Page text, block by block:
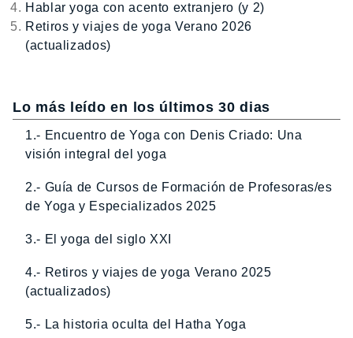
Hablar yoga con acento extranjero (y 2)
Retiros y viajes de yoga Verano 2026
(actualizados)
Lo más leído en los últimos 30 dias
1.- Encuentro de Yoga con Denis Criado: Una
visión integral del yoga
2.- Guía de Cursos de Formación de Profesoras/es
de Yoga y Especializados 2025
3.- El yoga del siglo XXI
4.- Retiros y viajes de yoga Verano 2025
(actualizados)
5.- La historia oculta del Hatha Yoga